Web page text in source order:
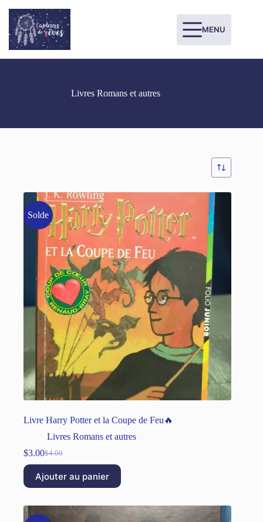
MENU
Livres Romans et autres
Solde
Livre Harry Potter et la Coupe de Feu🔥
Livres Romans et autres
$4.00
$3.00
Ajouter au panier